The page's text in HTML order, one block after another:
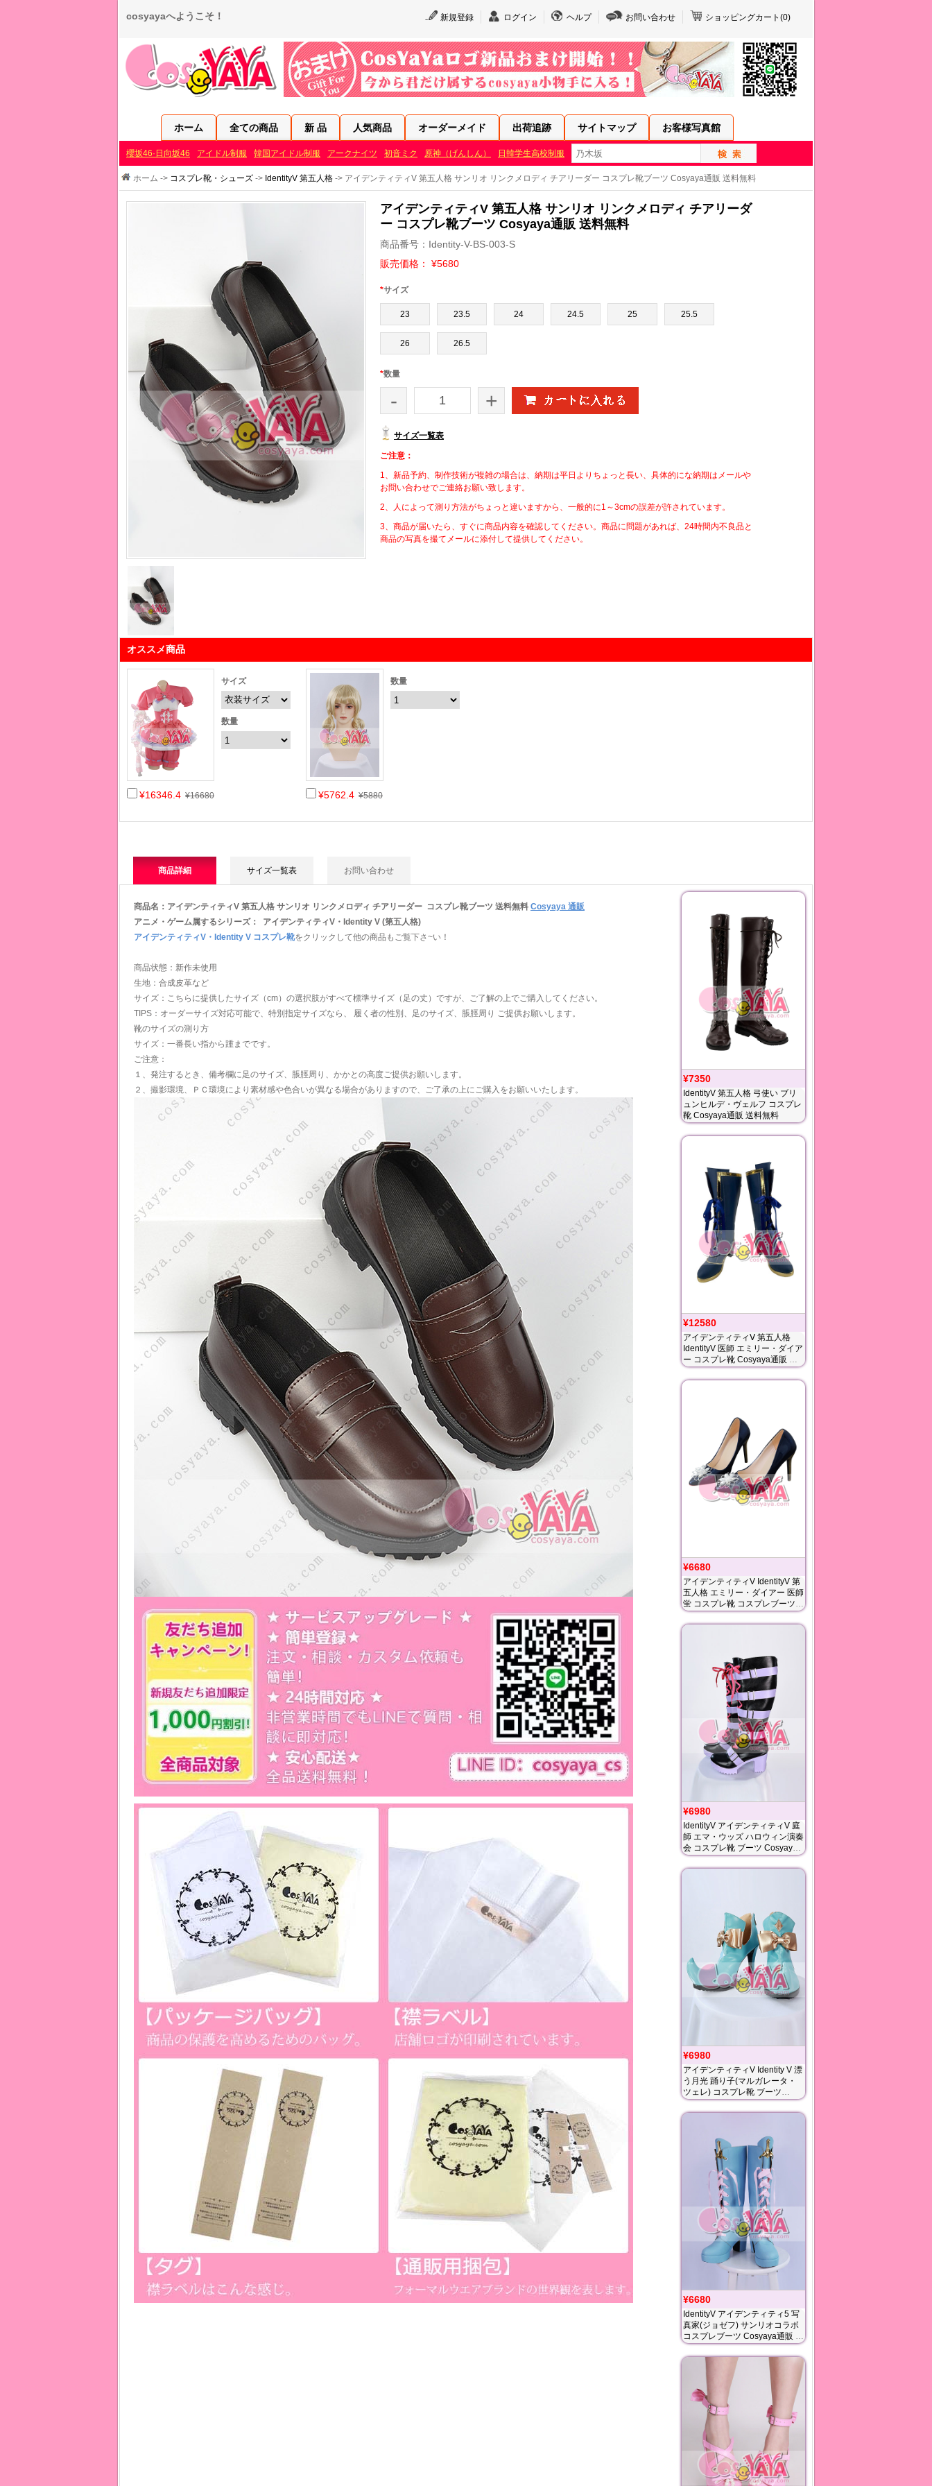
cosyayaへようこそ！ 新規登録 ログイン ヘルプ お問い合わせ ショッピングカート(0)
ホーム 全ての商品 新 品 人気商品 オーダーメイド 出荷追跡 サイトマップ お客様写真館
櫻坂46·日向坂46 アイドル制服 韓国アイドル制服 アークナイツ 初音ミク 原神（げんしん） 日韓学生高校制服
ホーム -> コスプレ靴・シューズ -> IdentityV 第五人格 -> アイデンティティV 第五人格 サンリオ リンクメロディ チアリーダー コスプレ靴ブーツ Cosyaya通販 送料無料
アイデンティティV 第五人格 サンリオ リンクメロディ チアリーダ
ー コスプレ靴ブーツ Cosyaya通販 送料無料
商品番号：Identity-V-BS-003-S
販売価格： ¥5680
*サイズ
23 23.5 24 24.5 25 25.5
26 26.5
*数量
- +
サイズ一覧表
ご注意：
1、新品予約、制作技術が複雑の場合は、納期は平日よりちょっと長い、具体的にな納期はメールや
お問い合わせでご連絡お願い致します。
2、人によって測り方法がちょっと違いますから、一般的に1～3cmの誤差が許されています。
3、商品が届いたら、すぐに商品内容を確認してください。商品に問題があれば、24時間内不良品と
商品の写真を撮てメールに添付して提供してください。
オススメ商品
¥16346.4 ¥16680
サイズ
数量
¥5762.4 ¥5880
数量
商品詳細 サイズ一覧表 お問い合わせ
商品名：アイデンティティV 第五人格 サンリオ リンクメロディ チアリーダー コスプレ靴ブーツ 送料無料 Cosyaya 通販
アニメ・ゲーム属するシリーズ：
アイデンティティV・Identity V (第五人格)
アイデンティティV・Identity V コスプレ靴をクリックして他の商品もご覧下さ~い！
商品状態：新作未使用
生地：合成皮革など
サイズ：こちらに提供したサイズ（cm）の選択肢がすべて標準サイズ（足の丈）ですが、ご了解の上でご購入してください。
TIPS：オーダーサイズ対応可能で、特別指定サイズなら、 履く者の性別、足のサイズ、脹脛周り ご提供お願いします。
靴のサイズの測り方
サイズ：一番長い指から踵までです。
ご注意：
１、発注するとき、備考欄に足のサイズ、脹脛周り、かかとの高度ご提供お願いします。
２、撮影環境、ＰＣ環境により素材感や色合いが異なる場合がありますので、ご了承の上にご購入をお願いいたします。
¥7350
IdentityV 第五人格 弓使い ブリ
ュンヒルデ・ヴェルフ コスプレ
靴 Cosyaya通販 送料無料
¥12580
アイデンティティⅤ 第五人格
IdentityV 医師 エミリー・ダイア
ー コスプレ靴 Cosyaya通販 送
料無料
¥6680
アイデンティティV IdentityV 第
五人格 エミリー・ダイアー 医師
蛍 コスプレ靴 コスプレブーツ
Cosyaya通販 送料無料
¥6980
IdentityV アイデンティティV 庭
師 エマ・ウッズ ハロウィン演奏
会 コスプレ靴 ブーツ Cosyaya
通販 送料無料
¥6980
アイデンティティV Identity V 漂
う月光 踊り子(マルガレータ・
ツェレ) コスプレ靴 ブーツ
Cosyaya通販 送料無料
¥6680
IdentityV アイデンティティ5 写
真家(ジョゼフ) サンリオコラボ
コスプレブーツ Cosyaya通販 送
料無料